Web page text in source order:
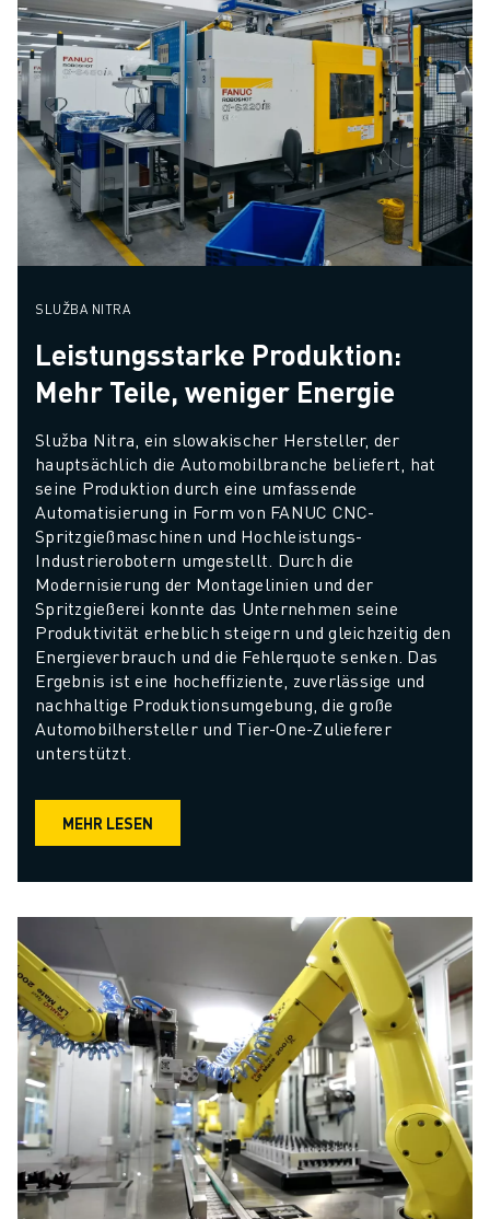
SLUŽBA NITRA
Leistungsstarke Produktion:
Mehr Teile, weniger Energie
Služba Nitra, ein slowakischer Hersteller, der
hauptsächlich die Automobilbranche beliefert, hat
seine Produktion durch eine umfassende
Automatisierung in Form von FANUC CNC-
Spritzgießmaschinen und Hochleistungs-
Industrierobotern umgestellt. Durch die
Modernisierung der Montagelinien und der
Spritzgießerei konnte das Unternehmen seine
Produktivität erheblich steigern und gleichzeitig den
Energieverbrauch und die Fehlerquote senken. Das
Ergebnis ist eine hocheffiziente, zuverlässige und
nachhaltige Produktionsumgebung, die große
Automobilhersteller und Tier-One-Zulieferer
unterstützt.
MEHR LESEN